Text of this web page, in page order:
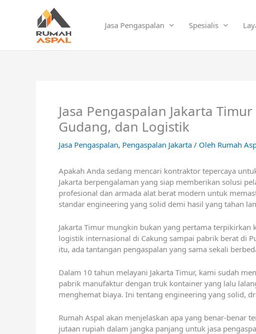
Jasa Pengaspalan Spesialis
Jasa Pengaspalan Jakarta
Gudang, dan Logistik
Jasa Pengaspalan, Pengaspalan Jakarta / Oleh Rumah
Apakah Anda sedang mencari kontraktor tepercaya
Jakarta berpengalaman yang siap memberikan solusi
profesional dan armada alat berat modern untuk
standar engineering yang solid demi hasil yang tahan
Jakarta Timur mungkin bukan yang pertama terpikirkan
logistik internasional di Cakung sampai pabrik berat di
itu, ada tantangan pengaspalan yang sama sekali
Dalam 10 tahun melayani Jakarta Timur, kami sudah
pabrik manufaktur dengan truk kontainer yang lalu
menghemat biaya. Ini tentang engineering yang solid,
Rumah Aspal akan menjelaskan apa yang benar-benar
jutaan rupiah dalam jangka panjang untuk jasa